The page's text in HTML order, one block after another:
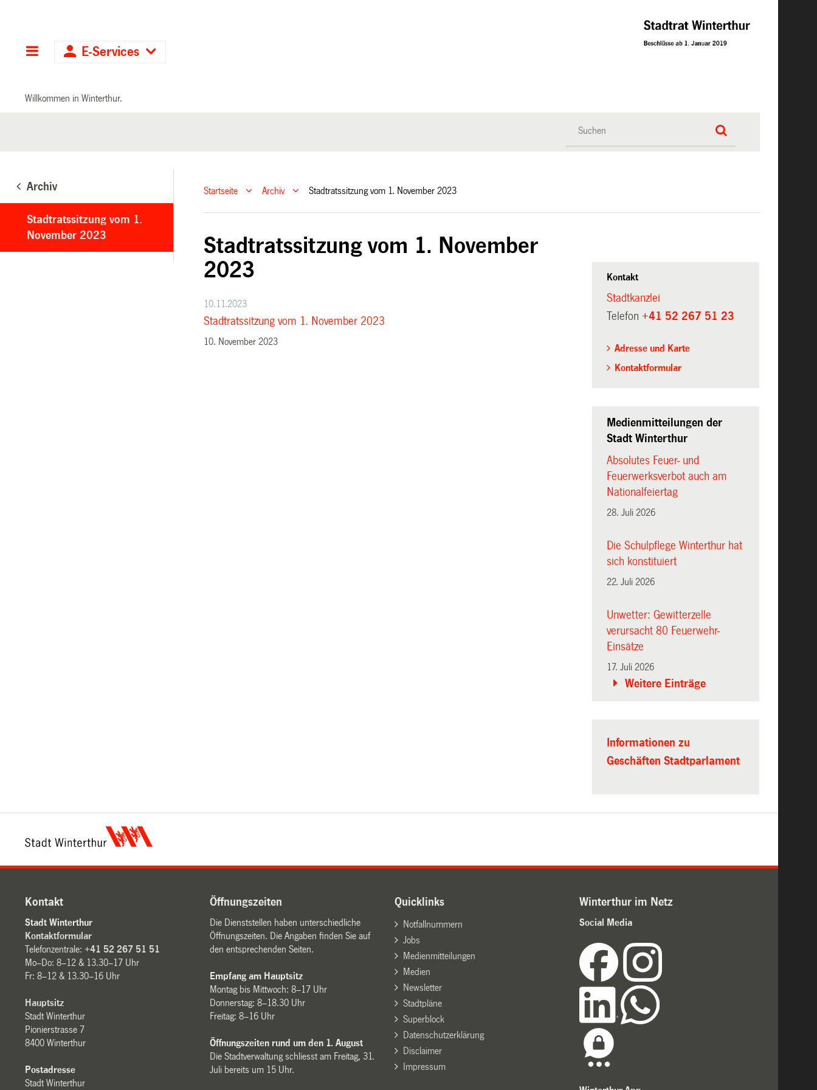
Hauptnavigation
E-Services
Willkommen in Winterthur.
Archiv
Stadtratssitzung vom 1.
November 2023
Startseite Archiv Stadtratssitzung vom 1. November 2023
Stadtratssitzung vom 1. November
2023
10.11.2023
Stadtratssitzung vom 1. November 2023
10. November 2023
Kontakt
Stadtkanzlei
Telefon +41 52 267 51 23
Adresse und Karte
Kontaktformular
Medienmitteilungen der
Stadt Winterthur
Absolutes Feuer- und
Feuerwerksverbot auch am
Nationalfeiertag
28. Juli 2026
Die Schulpflege Winterthur hat
sich konstituiert
22. Juli 2026
Unwetter: Gewitterzelle
verursacht 80 Feuerwehr-
Einsätze
17. Juli 2026
Weitere Einträge
Informationen zu
Geschäften Stadtparlament
Kontakt
Stadt Winterthur
Kontaktformular
Telefonzentrale:+41 52 267 51 51
Mo–Do: 8–12 & 13.30–17 Uhr
Fr: 8–12 & 13.30–16 Uhr
Hauptsitz
Stadt Winterthur
Pionierstrasse 7
8400 Winterthur
Postadresse
Stadt Winterthur
Öffnungszeiten
Die Dienststellen haben unterschiedliche
Öffnungszeiten. Die Angaben finden Sie auf
den entsprechenden Seiten.
Empfang am Hauptsitz
Montag bis Mittwoch: 8–17 Uhr
Donnerstag: 8–18.30 Uhr
Freitag: 8–16 Uhr
Öffnungszeiten rund um den 1. August
Die Stadtverwaltung schliesst am Freitag, 31.
Juli bereits um 15 Uhr.
Quicklinks
Notfallnummern
Jobs
Medienmitteilungen
Medien
Newsletter
Stadtpläne
Superblock
Datenschutzerklärung
Disclaimer
Impressum
Winterthur im Netz
Social Media